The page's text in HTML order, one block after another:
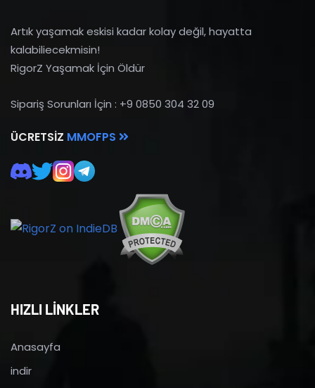
Artık yaşamak eskisi kadar kolay değil, hayatta
kalabiliecekmisin!
RigorZ Yaşamak İçin Öldür
Sipariş Sorunları İçin : +9 0850 304 32 09
ÜCRETSIZ MMOFPS
HIZLI LİNKLER
Anasayfa
indir